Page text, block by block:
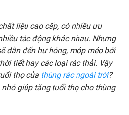
liệu cao cấp, có nhiều ưu
tác động khác nhau. Nhưng
dẫn đến hư hỏng, móp méo bởi
tiết hay các loại rác thải. Vậy
thọ của thùng rác ngoài trời?
giúp tăng tuổi thọ cho thùng